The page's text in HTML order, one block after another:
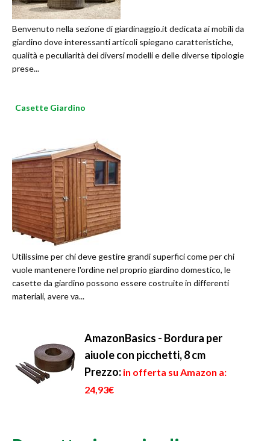
Benvenuto nella sezione di giardinaggio.it dedicata ai mobili da
giardino dove interessanti articoli spiegano caratteristiche,
qualità e peculiarità dei diversi modelli e delle diverse tipologie
prese...
Casette Giardino
Utilissime per chi deve gestire grandi superfici come per chi
vuole mantenere l'ordine nel proprio giardino domestico, le
casette da giardino possono essere costruite in differenti
materiali, avere va...
AmazonBasics - Bordura per
aiuole con picchetti, 8 cm
Prezzo: in offerta su Amazon a:
24,93€